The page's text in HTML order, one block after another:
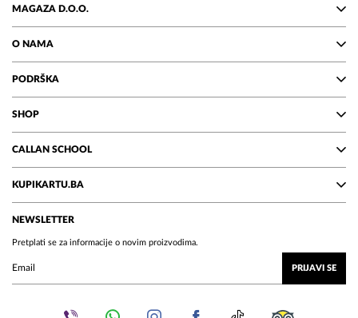
MAGAZA D.O.O.
O NAMA
PODRŠKA
SHOP
CALLAN SCHOOL
KUPIKARTU.BA
NEWSLETTER
Pretplati se za informacije o novim proizvodima.
PRIJAVI SE